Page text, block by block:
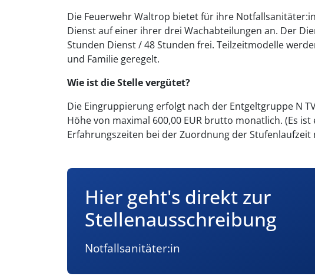
Die Feuerwehr Waltrop bietet für ihre
Dienst auf einer ihrer drei Wachabteilungen an. Der
Stunden Dienst / 48 Stunden frei. Teilzeitmodelle
und Familie geregelt.
Wie ist die Stelle vergütet?
Die Eingruppierung erfolgt nach der Entgeltgruppe N
Höhe von maximal 600,00 EUR brutto monatlich. (Es
Erfahrungszeiten bei der Zuordnung der Stufenlaufzeit
Hier geht's direkt zur
Stellenausschreibung
Notfallsanitäter:in